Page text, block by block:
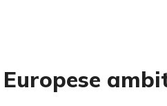
Europese